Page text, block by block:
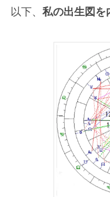
以下、 私の出生図を